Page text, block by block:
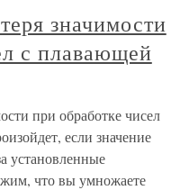
значимости
с плавающей
при обработке чисел
если значение
установленные
что вы умножаете